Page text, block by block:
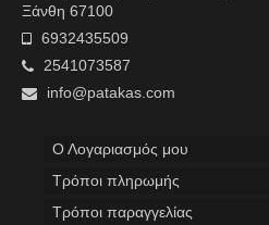
Ξάνθη 67100
6932435509
2541073587
info@patakas.com
Ο Λογαριασμός μου
Tρόποι πληρωμής
Τρόποι παραγγελίας